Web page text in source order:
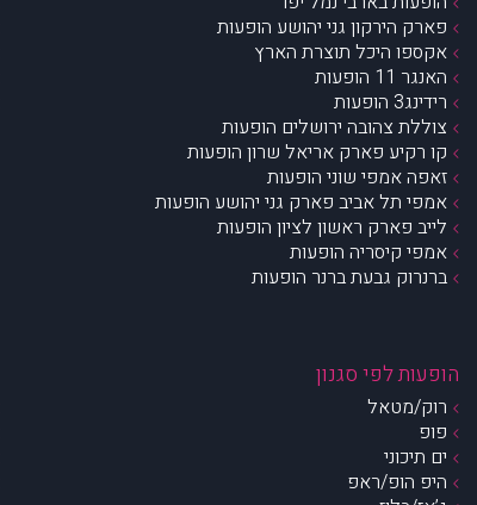
פארק הירקון גני יהושע הופעות
אקספו היכל תוצרת הארץ
האנגר 11 הופעות
רידינג3 הופעות
צוללת צהובה ירושלים הופעות
קו רקיע פארק אריאל שרון הופעות
זאפה אמפי שוני הופעות
אמפי תל אביב פארק גני יהושע הופעות
לייב פארק ראשון לציון הופעות
אמפי קיסריה הופעות
ברנרוק גבעת ברנר הופעות
הופעות לפי סגנון
רוק/מטאל
פופ
ים תיכוני
היפ הופ/ראפ